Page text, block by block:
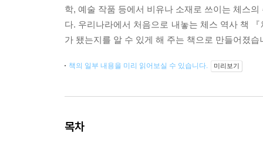
학, 예술 작품 등에서 비유나 소재로 쓰이는 체스
다. 우리나라에서 처음으로 내놓는 체스 역사 책
가 됐는지를 알 수 있게 해 주는 책으로 만들어졌습
책의 일부 내용을 미리 읽어보실 수 있습니다. 미리보기
목차